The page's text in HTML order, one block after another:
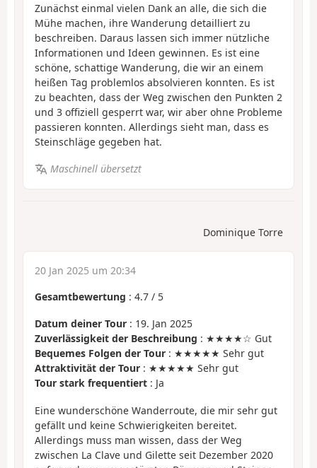
Zunächst einmal vielen Dank an alle, die sich die
Mühe machen, ihre Wanderung detailliert zu
beschreiben. Daraus lassen sich immer nützliche
Informationen und Ideen gewinnen. Es ist eine
schöne, schattige Wanderung, die wir an einem
heißen Tag problemlos absolvieren konnten. Es ist
zu beachten, dass der Weg zwischen den Punkten 2
und 3 offiziell gesperrt war, wir aber ohne Probleme
passieren konnten. Allerdings sieht man, dass es
Steinschläge gegeben hat.
Maschinell übersetzt
Dominique Torre
20 Jan 2025 um 20:34
Gesamtbewertung : 4.7 / 5
Datum deiner Tour : 19. Jan 2025
Zuverlässigkeit der Beschreibung : ★★★★☆ Gut
Bequemes Folgen der Tour : ★★★★★ Sehr gut
Attraktivität der Tour : ★★★★★ Sehr gut
Tour stark frequentiert : Ja
Eine wunderschöne Wanderroute, die mir sehr gut
gefällt und keine Schwierigkeiten bereitet.
Allerdings muss man wissen, dass der Weg
zwischen La Clave und Gilette seit Dezember 2020